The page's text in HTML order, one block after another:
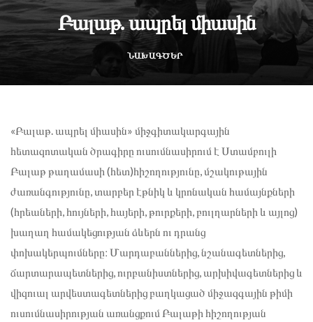
Բալաթ. ապրել միասին
ՆԱԽԱԳԾԵՐ
«Բալաթ. ապրել միասին» միջգիտակարգային
հետազոտական ծրագիրը ուսումնասիրում է Ստամբուլի
Բալաթ թաղամասի (հետ)հիշողությունը, մշակութային
ժառանգությունը, տարբեր էթնիկ և կրոնական համայնքների
(հրեաների, հույների, հայերի, թուրքերի, բուլղարների և այլոց)
խաղաղ համակեցության ձևերն ու դրանց
փոխակերպումները։ Մարդաբաններից, նշանագետներից,
ճարտարապետներից, ուրբանիստներից, արխիվագետներից և
վիզուալ արվեստագետներից բաղկացած միջազգային թիմի
ուսումնասիրության առանցքում Բալաթի հիշողության